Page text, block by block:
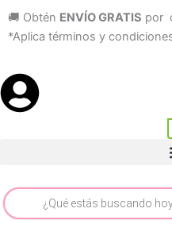
contenido
🚚 Obtén ENVÍO GRATIS por
*Aplica términos y
Búsqueda
de
productos